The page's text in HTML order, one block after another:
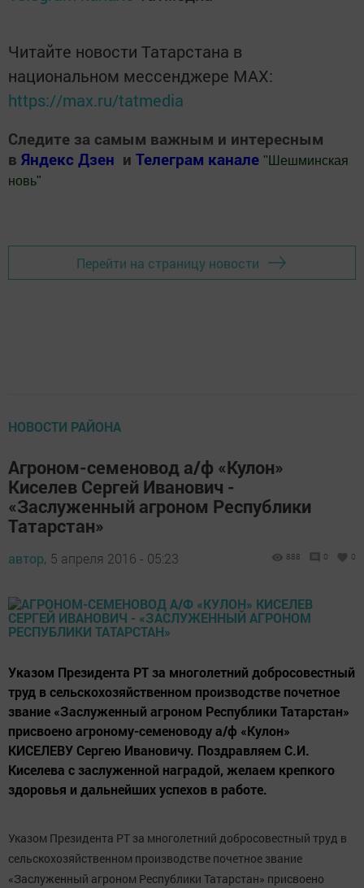
Читайте новости Татарстана в
национальном мессенджере MАХ:
https://max.ru/tatmedia
Следите за самым важным и интересным
в Яндекс Дзен и Телеграм канале " Шешминская
новь"
Перейти на страницу новости
НОВОСТИ РАЙОНА
Агроном-семеновод а/ф «Кулон»
Киселев Сергей Иванович -
«Заслуженный агроном Республики
Татарстан»
автор, 5 апреля 2016 - 05:23 888 0 0
Указом Президента РТ за многолетний добросовестный
труд в сельскохозяйственном производстве почетное
звание «Заслуженный агроном Республики Татарстан»
присвоено агроному-семеноводу а/ф «Кулон»
КИСЕЛЕВУ Сергею Ивановичу. Поздравляем С.И.
Киселева с заслуженной наградой, желаем крепкого
здоровья и дальнейших успехов в работе.
Указом Президента РТ за многолетний добросовестный труд в
сельскохозяйственном производстве почетное звание
«Заслуженный агроном Республики Татарстан» присвоено